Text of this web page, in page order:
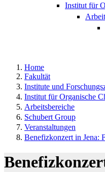
Institut für
Home
Fakultät
Institute und
Institut für Organische
Arbeitsbereiche
Schubert Group
Veranstaltungen
Benefizkonzert in Jena: